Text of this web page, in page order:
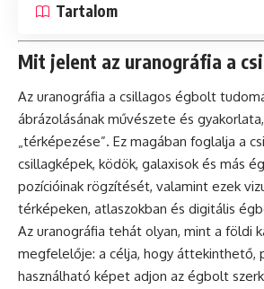
Tartalom
Mit jelent az uranográfia a
Az uranográfia a csillagos égbolt
ábrázolásának művészete és
„térképezése”. Ez magában foglalja a
csillagképek, ködök, galaxisok és más
pozícióinak rögzítését, valamint ezek
térképeken, atlaszokban és digitális
Az uranográfia tehát olyan, mint a földi
megfelelője: a célja, hogy áttekinthető,
használható képet adjon az égbolt